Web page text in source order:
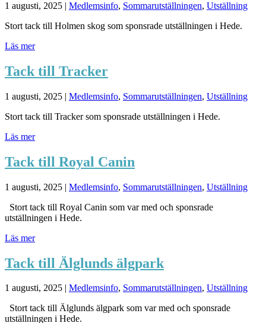
1 augusti, 2025 | Medlemsinfo, Sommarutställningen, Utställning
Stort tack till Holmen skog som sponsrade utställningen i Hede.
Läs mer
Tack till Tracker
1 augusti, 2025 | Medlemsinfo, Sommarutställningen, Utställning
Stort tack till Tracker som sponsrade utställningen i Hede.
Läs mer
Tack till Royal Canin
1 augusti, 2025 | Medlemsinfo, Sommarutställningen, Utställning
Stort tack till Royal Canin som var med och sponsrade
utställningen i Hede.
Läs mer
Tack till Älglunds älgpark
1 augusti, 2025 Medlemsinfo, Sommarutställningen, Utställning
Stort tack till Älglunds älgpark som var med och sponsrade
utställningen i Hede.